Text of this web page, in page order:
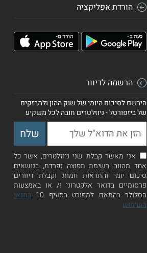
הורדת אפליקציה
הרשמה לדיוור
הירשם לסיכום היומי של שוק ההון ולמבזקים
של ביזפורטל - ניוזלטרים חובה לכל משקיע
אני מאשר קבלת שני ניוזלטרים, אשר כל
אחד מהווה רשימת תפוצה נפרדת, בנושאים
סיכום יומי והתראות חמות וקבלת דיוורים
פרסומיים בדואר אלקטרוני ו/ או באמצעות
הסלולר בהתאם למפורט בסעיף 10
בתנאי
השימוש